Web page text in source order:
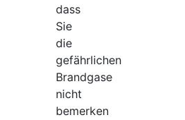
dass
Sie
die
gefährlichen
Brandgase
nicht
bemerken